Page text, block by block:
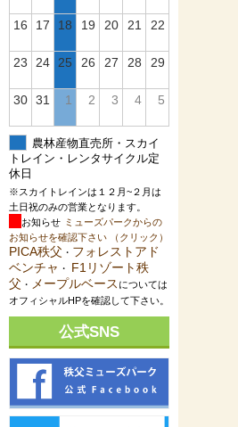
16 17 18 19 20 21 22
23 24 25 26 27 28 29
30 31 1 2 3 4 5
農林産物直売所・スカイ
トレイン・レンタサイクル定
休日
※スカイトレインは１２月~２月は
土日祝のみの営業となります。
お知らせ ミューズパークからの
お知らせを確認下さい （クリック）
PICA秩父 ・ フォレストアド
ベンチャ ・ F1リゾート秩
父 ・ メープルベース については
オフィシャルHPを確認して下さい。
公式SNS